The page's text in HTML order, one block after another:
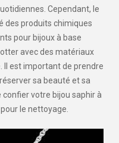
Cependant, le
des produits chimiques
pour bijoux à base
avec des matériaux
Il est important de prendre
sa beauté et sa
votre bijou saphir à
le nettoyage.